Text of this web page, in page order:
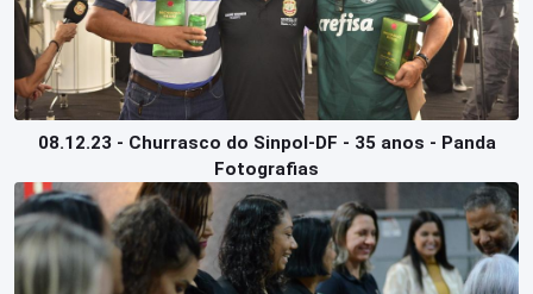
08.12.23 - Churrasco do Sinpol-DF - 35 anos - Panda
Fotografias